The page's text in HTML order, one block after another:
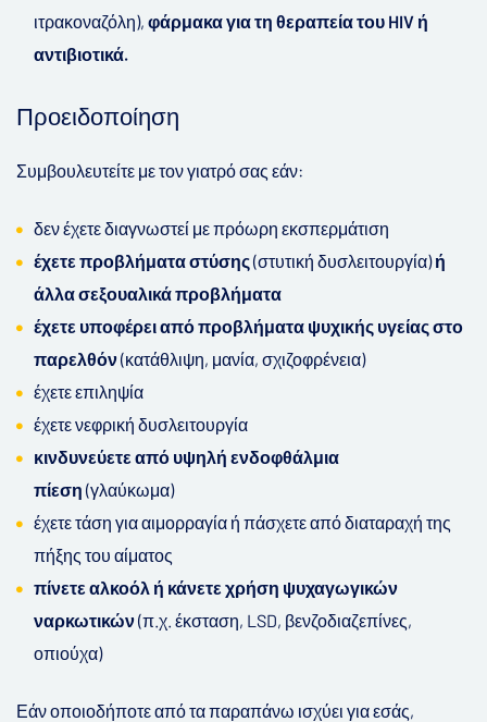
ιτρακοναζόλη), φάρμακα για τη θεραπεία του HIV ή
αντιβιοτικά.
Προειδοποίηση
Συμβουλευτείτε με τον γιατρό σας εάν:
δεν έχετε διαγνωστεί με πρόωρη εκσπερμάτιση
έχετε προβλήματα στύσης(στυτική δυσλειτουργία)ή
άλλα σεξουαλικά προβλήματα
έχετε υποφέρει από προβλήματα ψυχικής υγείας στο
παρελθόν(κατάθλιψη, μανία, σχιζοφρένεια)
έχετε επιληψία
έχετε νεφρική δυσλειτουργία
κινδυνεύετε από υψηλή ενδοφθάλμια
πίεση (γλαύκωμα)
έχετε τάση για αιμορραγία ή πάσχετε από διαταραχή της
πήξης του αίματος
πίνετε αλκοόλ ή κάνετε χρήση ψυχαγωγικών
ναρκωτικών(π.χ. έκσταση, LSD, βενζοδιαζεπίνες,
οπιούχα)
Εάν οποιοδήποτε από τα παραπάνω ισχύει για εσάς,